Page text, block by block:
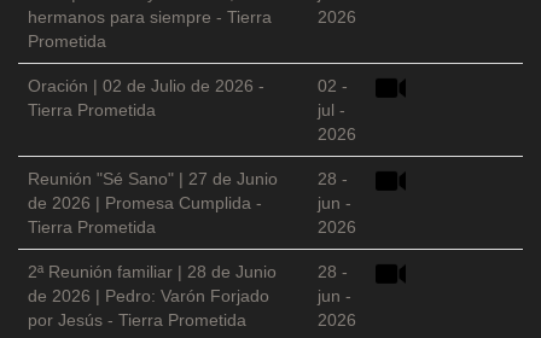
hermanos para siempre - Tierra
Prometida
2026
Oración | 02 de Julio de 2026 -
Tierra Prometida
02 -
jul -
2026
Reunión "Sé Sano" | 27 de Junio
de 2026 | Promesa Cumplida -
Tierra Prometida
28 -
jun -
2026
2ª Reunión familiar | 28 de Junio
de 2026 | Pedro: Varón Forjado
por Jesús - Tierra Prometida
28 -
jun -
2026